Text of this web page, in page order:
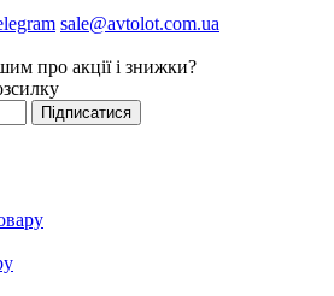
sale@avtolot.com.ua
про акції і знижки?
Підписатися